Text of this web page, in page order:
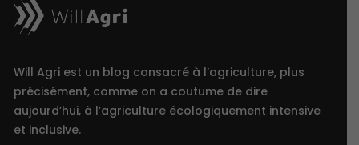
Will Agri est un blog consacré à l’agriculture, plus
précisément, comme on a coutume de dire
aujourd’hui, à l’agriculture écologiquement intensive
et inclusive.